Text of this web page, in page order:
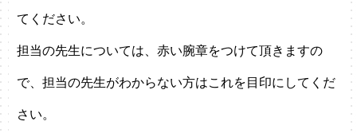
てください。
担当の先生については、赤い腕章をつけて頂きますの
で、担当の先生がわからない方はこれを目印にしてくだ
さい。